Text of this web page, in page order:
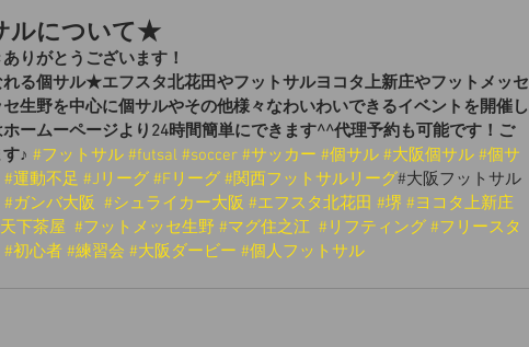
ルについて★
りがとうございます！
る個サル★エフスタ北花田やフットサルヨコタ上新庄やフットメッセ
生野を中心に個サルやその他様々なわいわいできるイベントを開催し
ームーページより24時間簡単にできます^^代理予約も可能です！ご
♪ #フットサル #futsal #soccer #サッカー #個サル #大阪個サル #個サ
#運動不足 #Jリーグ #Fリーグ #関西フットサルリーグ#大阪フットサル
#ガンバ大阪 #シュライカー大阪 #エフスタ北花田 #堺 #ヨコタ上新庄
下茶屋 #フットメッセ生野 #マグ住之江 #リフティング #フリースタ
#初心者 #練習会 #大阪ダービー #個人フットサル